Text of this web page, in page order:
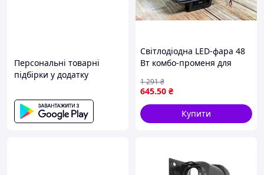
Персональні товарні
підбірки у додатку
Світлодіодна LED-фара 48
Вт комбо-променя для
вантажівок спецтехніки
потужний світловий потік
645.50 ₴
1 291₴
Купити